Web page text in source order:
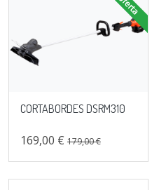
CORTABORDES DSRM310
169,00 € 179,00 €